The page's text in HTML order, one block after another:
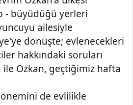
- büyüdüğü yerleri
ailesiyle
dönüşte; evlenecekleri
hakkındaki soruları
Özkan, geçtiğimiz hafta
de evlilikle